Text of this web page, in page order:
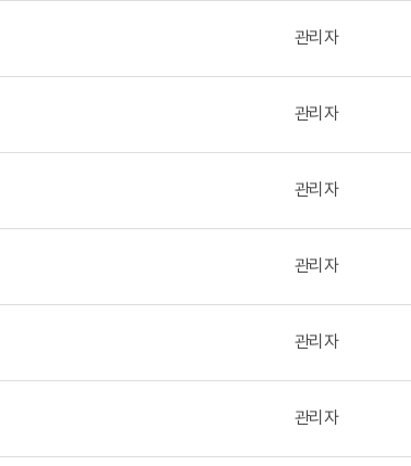
관리자
관리자
관리자
관리자
관리자
관리자